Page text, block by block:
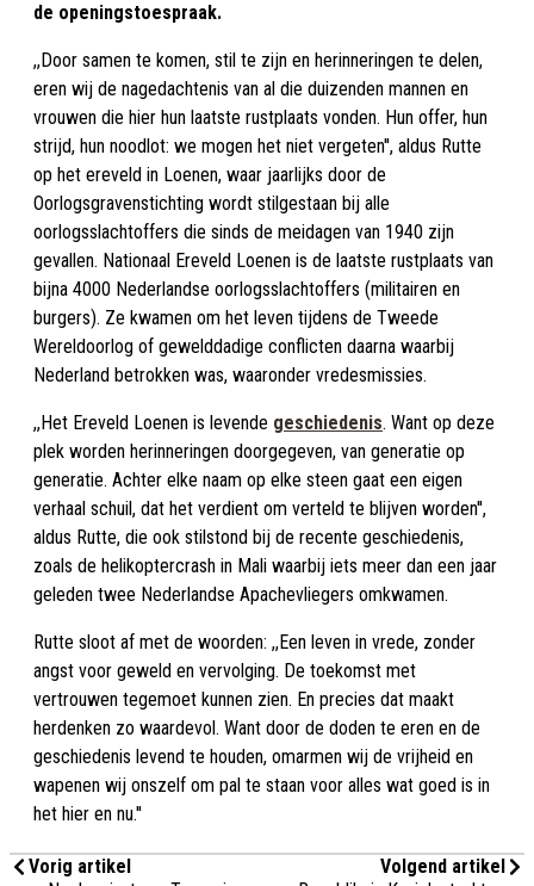
de openingstoespraak.
,,Door samen te komen, stil te zijn en herinneringen te delen,
eren wij de nagedachtenis van al die duizenden mannen en
vrouwen die hier hun laatste rustplaats vonden. Hun offer, hun
strijd, hun noodlot: we mogen het niet vergeten'', aldus Rutte
op het ereveld in Loenen, waar jaarlijks door de
Oorlogsgravenstichting wordt stilgestaan bij alle
oorlogsslachtoffers die sinds de meidagen van 1940 zijn
gevallen. Nationaal Ereveld Loenen is de laatste rustplaats van
bijna 4000 Nederlandse oorlogsslachtoffers (militairen en
burgers). Ze kwamen om het leven tijdens de Tweede
Wereldoorlog of gewelddadige conflicten daarna waarbij
Nederland betrokken was, waaronder vredesmissies.
,,Het Ereveld Loenen is levende geschiedenis. Want op deze
plek worden herinneringen doorgegeven, van generatie op
generatie. Achter elke naam op elke steen gaat een eigen
verhaal schuil, dat het verdient om verteld te blijven worden'',
aldus Rutte, die ook stilstond bij de recente geschiedenis,
zoals de helikoptercrash in Mali waarbij iets meer dan een jaar
geleden twee Nederlandse Apachevliegers omkwamen.
Rutte sloot af met de woorden: ,,Een leven in vrede, zonder
angst voor geweld en vervolging. De toekomst met
vertrouwen tegemoet kunnen zien. En precies dat maakt
herdenken zo waardevol. Want door de doden te eren en de
geschiedenis levend te houden, omarmen wij de vrijheid en
wapenen wij onszelf om pal te staan voor alles wat goed is in
het hier en nu.''
Vorig artikel
Volgend artikel